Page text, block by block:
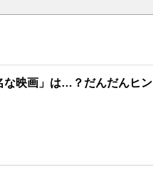
な映画」は…？だんだんヒン